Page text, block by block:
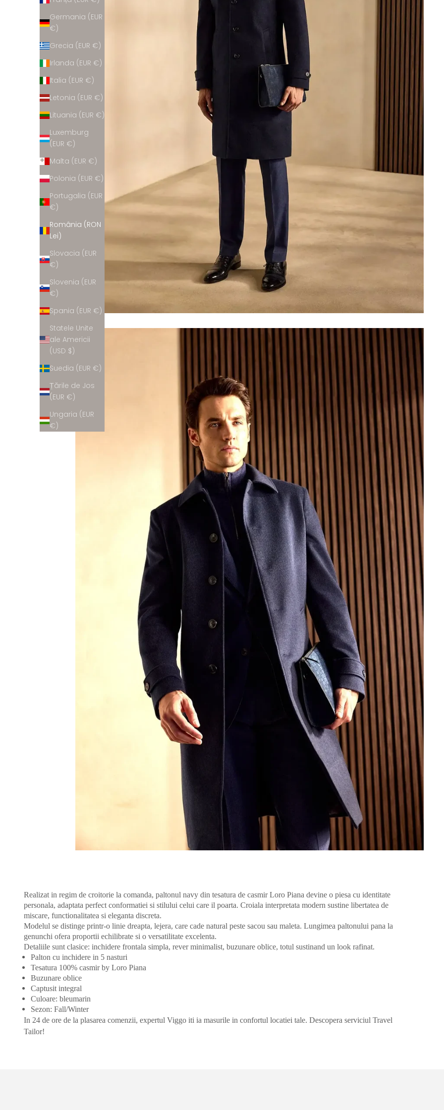
Germania (EUR
€)
Grecia (EUR €)
Irlanda (EUR €)
Italia (EUR €)
Letonia (EUR €)
Lituania (EUR €)
Luxemburg
(EUR €)
Malta (EUR €)
Polonia (EUR €)
Portugalia (EUR
€)
România (RON
Lei)
Slovacia (EUR
€)
Slovenia (EUR
€)
Spania (EUR €)
Statele Unite
ale Americii
(USD $)
Suedia (EUR €)
Țările de Jos
(EUR €)
Ungaria (EUR
€)
Realizat in regim de croitorie la comanda, paltonul navy din tesatura de casmir Loro Piana devine o piesa cu identitate
personala, adaptata perfect conformatiei si stilului celui care il poarta. Croiala interpretata modern sustine libertatea de
miscare, functionalitatea si eleganta discreta.
Modelul se distinge printr-o linie dreapta, lejera, care cade natural peste sacou sau maleta. Lungimea paltonului pana la
genunchi ofera proportii echilibrate si o versatilitate excelenta.
Detaliile sunt clasice: inchidere frontala simpla, rever minimalist, buzunare oblice, totul sustinand un look rafinat.
Palton cu inchidere in 5 nasturi
Tesatura 100% casmir by Loro Piana
Buzunare oblice
Captusit integral
Culoare: bleumarin
Sezon: Fall/Winter
In 24 de ore de la plasarea comenzii, expertul Viggo iti ia masurile in confortul locatiei tale. Descopera serviciul Travel
Tailor!